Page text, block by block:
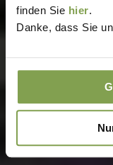
finden Sie hier.
Danke, dass Sie